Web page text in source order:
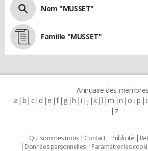
Nom "MUSSET"
Famille "MUSSET"
Annuaire des
a b c d e f g h i j k l m n o p
z
Qui sommes nous Contact Publicité
Données personnelles
Paramétrer les